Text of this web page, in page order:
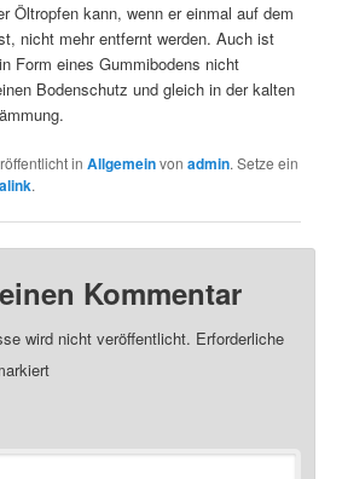
Öltropfen kann, wenn er einmal auf dem
nicht mehr entfernt werden. Auch ist
Form eines Gummibodens nicht
Bodenschutz und gleich in der kalten
inAllgemeinvonadmin. Setze ein
.
Kommentar
wird nicht veröffentlicht. Erforderliche